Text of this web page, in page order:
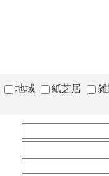
地域 紙芝居